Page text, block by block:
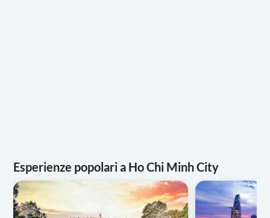
Esperienze popolari a Ho Chi Minh City